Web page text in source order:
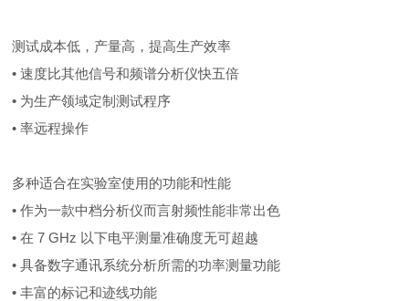
测试成本低，产量高，提高生产效率
• 速度比其他信号和频谱分析仪快五倍
• 为生产领域定制测试程序
• 率远程操作
多种适合在实验室使用的功能和性能
• 作为一款中档分析仪而言射频性能非常出色
• 在 7 GHz 以下电平测量准确度无可超越
• 具备数字通讯系统分析所需的功率测量功能
• 丰富的标记和迹线功能